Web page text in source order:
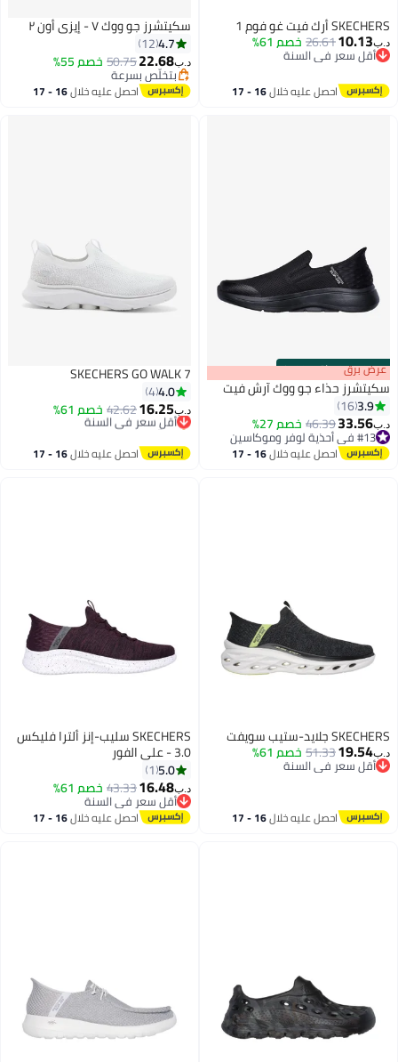
SKECHERS أرك فيت غو فوم 1
د.ب‏10.13
26.61خصم 61%
أقل سعر في السنة
أقل سعر في السنة
احصل عليه خلال 16 - 17
سكيتشرز جو ووك ٧ - إيزي أون ٢
4.7
12
د.ب‏22.68
50.75خصم 55%
بتخلّص بسرعة
بتخلّص بسرعةاحصل عليه خلال 16 - 17
00m:00s
·باقي 100% عرض برق
سكيتشرز حذاء جو ووك آرش فيت
3.9
16
د.ب‏33.56
46.39خصم 27%
#13 في أحذية لوفر وموكاسين
#13 في أحذية لوفر وموكاسين احصل عليه خلال 16 - 17
SKECHERS GO WALK 7
4.0
4
د.ب‏16.25
42.62خصم 61%
أقل سعر في السنة
بتخلّص بسرعة
أقل سعر في السنة
احصل عليه خلال 16 - 17
SKECHERS جلايد-ستيب سويفت
د.ب‏19.54
51.33خصم 61%
أقل سعر في السنة
أقل سعر في السنة
احصل عليه خلال 16 - 17
SKECHERS سليب-إنز ألترا فليكس
3.0 - على الفور
5.0
1
د.ب‏16.48
43.33خصم 61%
أقل سعر في السنة
أقل سعر في السنة
احصل عليه خلال 16 - 17